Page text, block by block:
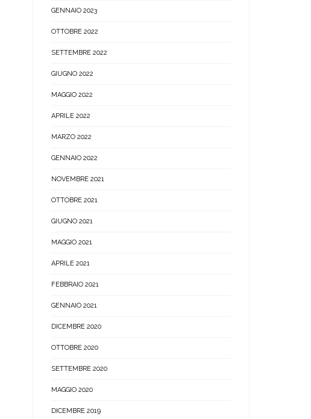
GENNAIO 2023
OTTOBRE 2022
SETTEMBRE 2022
GIUGNO 2022
MAGGIO 2022
APRILE 2022
MARZO 2022
GENNAIO 2022
NOVEMBRE 2021
OTTOBRE 2021
GIUGNO 2021
MAGGIO 2021
APRILE 2021
FEBBRAIO 2021
GENNAIO 2021
DICEMBRE 2020
OTTOBRE 2020
SETTEMBRE 2020
MAGGIO 2020
DICEMBRE 2019